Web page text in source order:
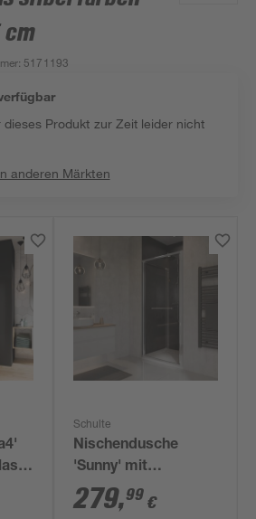
cm
: 5171193
dieses Produkt zur Zeit leider nicht
anderen Märkten
90
Schulte
Nischendusche
'Sunny' mit
Schwenk-Schiebetür
klar chromfarben 64
279,99 €